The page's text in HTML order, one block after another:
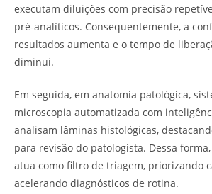
executam diluições com precisão
pré-analíticos. Consequentemente, a
resultados aumenta e o tempo de
diminui.
Em seguida, em anatomia patológica,
microscopia automatizada com
analisam lâminas histológicas,
para revisão do patologista. Dessa
atua como filtro de triagem, priorizando
acelerando diagnósticos de rotina.